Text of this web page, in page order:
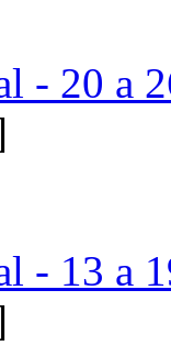
- 20 a
- 13 a